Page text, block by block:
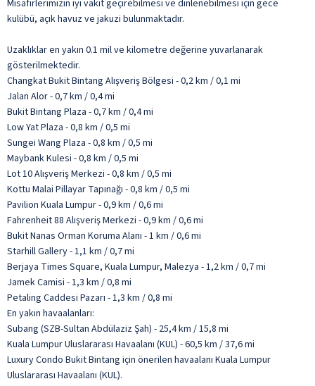
Misafirlerimizin iyi vakit geçirebilmesi ve dinlenebilmesi için gece
kulübü, açık havuz ve jakuzi bulunmaktadır.
Uzaklıklar en yakın 0.1 mil ve kilometre değerine yuvarlanarak
gösterilmektedir.
Changkat Bukit Bintang Alışveriş Bölgesi - 0,2 km / 0,1 mi
Jalan Alor - 0,7 km / 0,4 mi
Bukit Bintang Plaza - 0,7 km / 0,4 mi
Low Yat Plaza - 0,8 km / 0,5 mi
Sungei Wang Plaza - 0,8 km / 0,5 mi
Maybank Kulesi - 0,8 km / 0,5 mi
Lot 10 Alışveriş Merkezi - 0,8 km / 0,5 mi
Kottu Malai Pillayar Tapınağı - 0,8 km / 0,5 mi
Pavilion Kuala Lumpur - 0,9 km / 0,6 mi
Fahrenheit 88 Alışveriş Merkezi - 0,9 km / 0,6 mi
Bukit Nanas Orman Koruma Alanı - 1 km / 0,6 mi
Starhill Gallery - 1,1 km / 0,7 mi
Berjaya Times Square, Kuala Lumpur, Malezya - 1,2 km / 0,7 mi
Jamek Camisi - 1,3 km / 0,8 mi
Petaling Caddesi Pazarı - 1,3 km / 0,8 mi
En yakın havaalanları:
Subang (SZB-Sultan Abdülaziz Şah) - 25,4 km / 15,8 mi
Kuala Lumpur Uluslararası Havaalanı (KUL) - 60,5 km / 37,6 mi
Luxury Condo Bukit Bintang için önerilen havaalanı Kuala Lumpur
Uluslararası Havaalanı (KUL).